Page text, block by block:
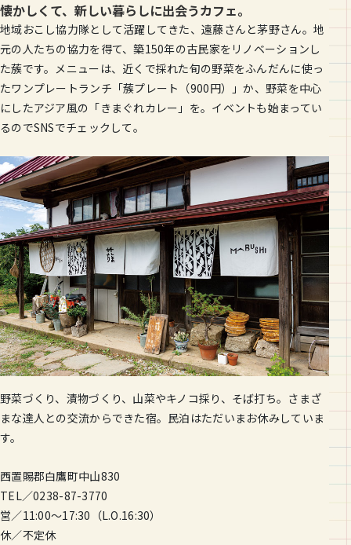
懐かしくて、新しい暮らしに出会うカフェ。
地域おこし協力隊として活躍してきた、遠藤さんと茅野さん。地
元の人たちの協力を得て、築150年の古民家をリノベーションし
た蔟です。メニューは、近くで採れた旬の野菜をふんだんに使っ
たワンプレートランチ「蔟プレート（900円）」か、野菜を中心
にしたアジア風の「きまぐれカレー」を。イベントも始まってい
るのでSNSでチェックして。
野菜づくり、漬物づくり、山菜やキノコ採り、そば打ち。さまざ
まな達人との交流からできた宿。民泊はただいまお休みしていま
す。
西置賜郡白鷹町中山830
TEL／0238-87-3770
営／11:00〜17:30（L.O.16:30）
休／不定休